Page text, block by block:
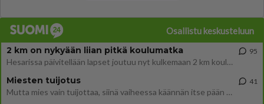
Osallistu keskusteluun
2 km on nykyään liian pitkä koulumatka
Hesarissa päivitellään lapset joutuu nyt kulkemaan 2 km kouluun jösses. Ruostefillarilla tuo matka menee vaikka miten äk
95
Miesten tuijotus
Mutta mies vain tuijottaa, siinä vaiheessa käännän itse pään pois. Mikä juttu? Yleensä jos joku tuijottaa tai katsoo, hä
41